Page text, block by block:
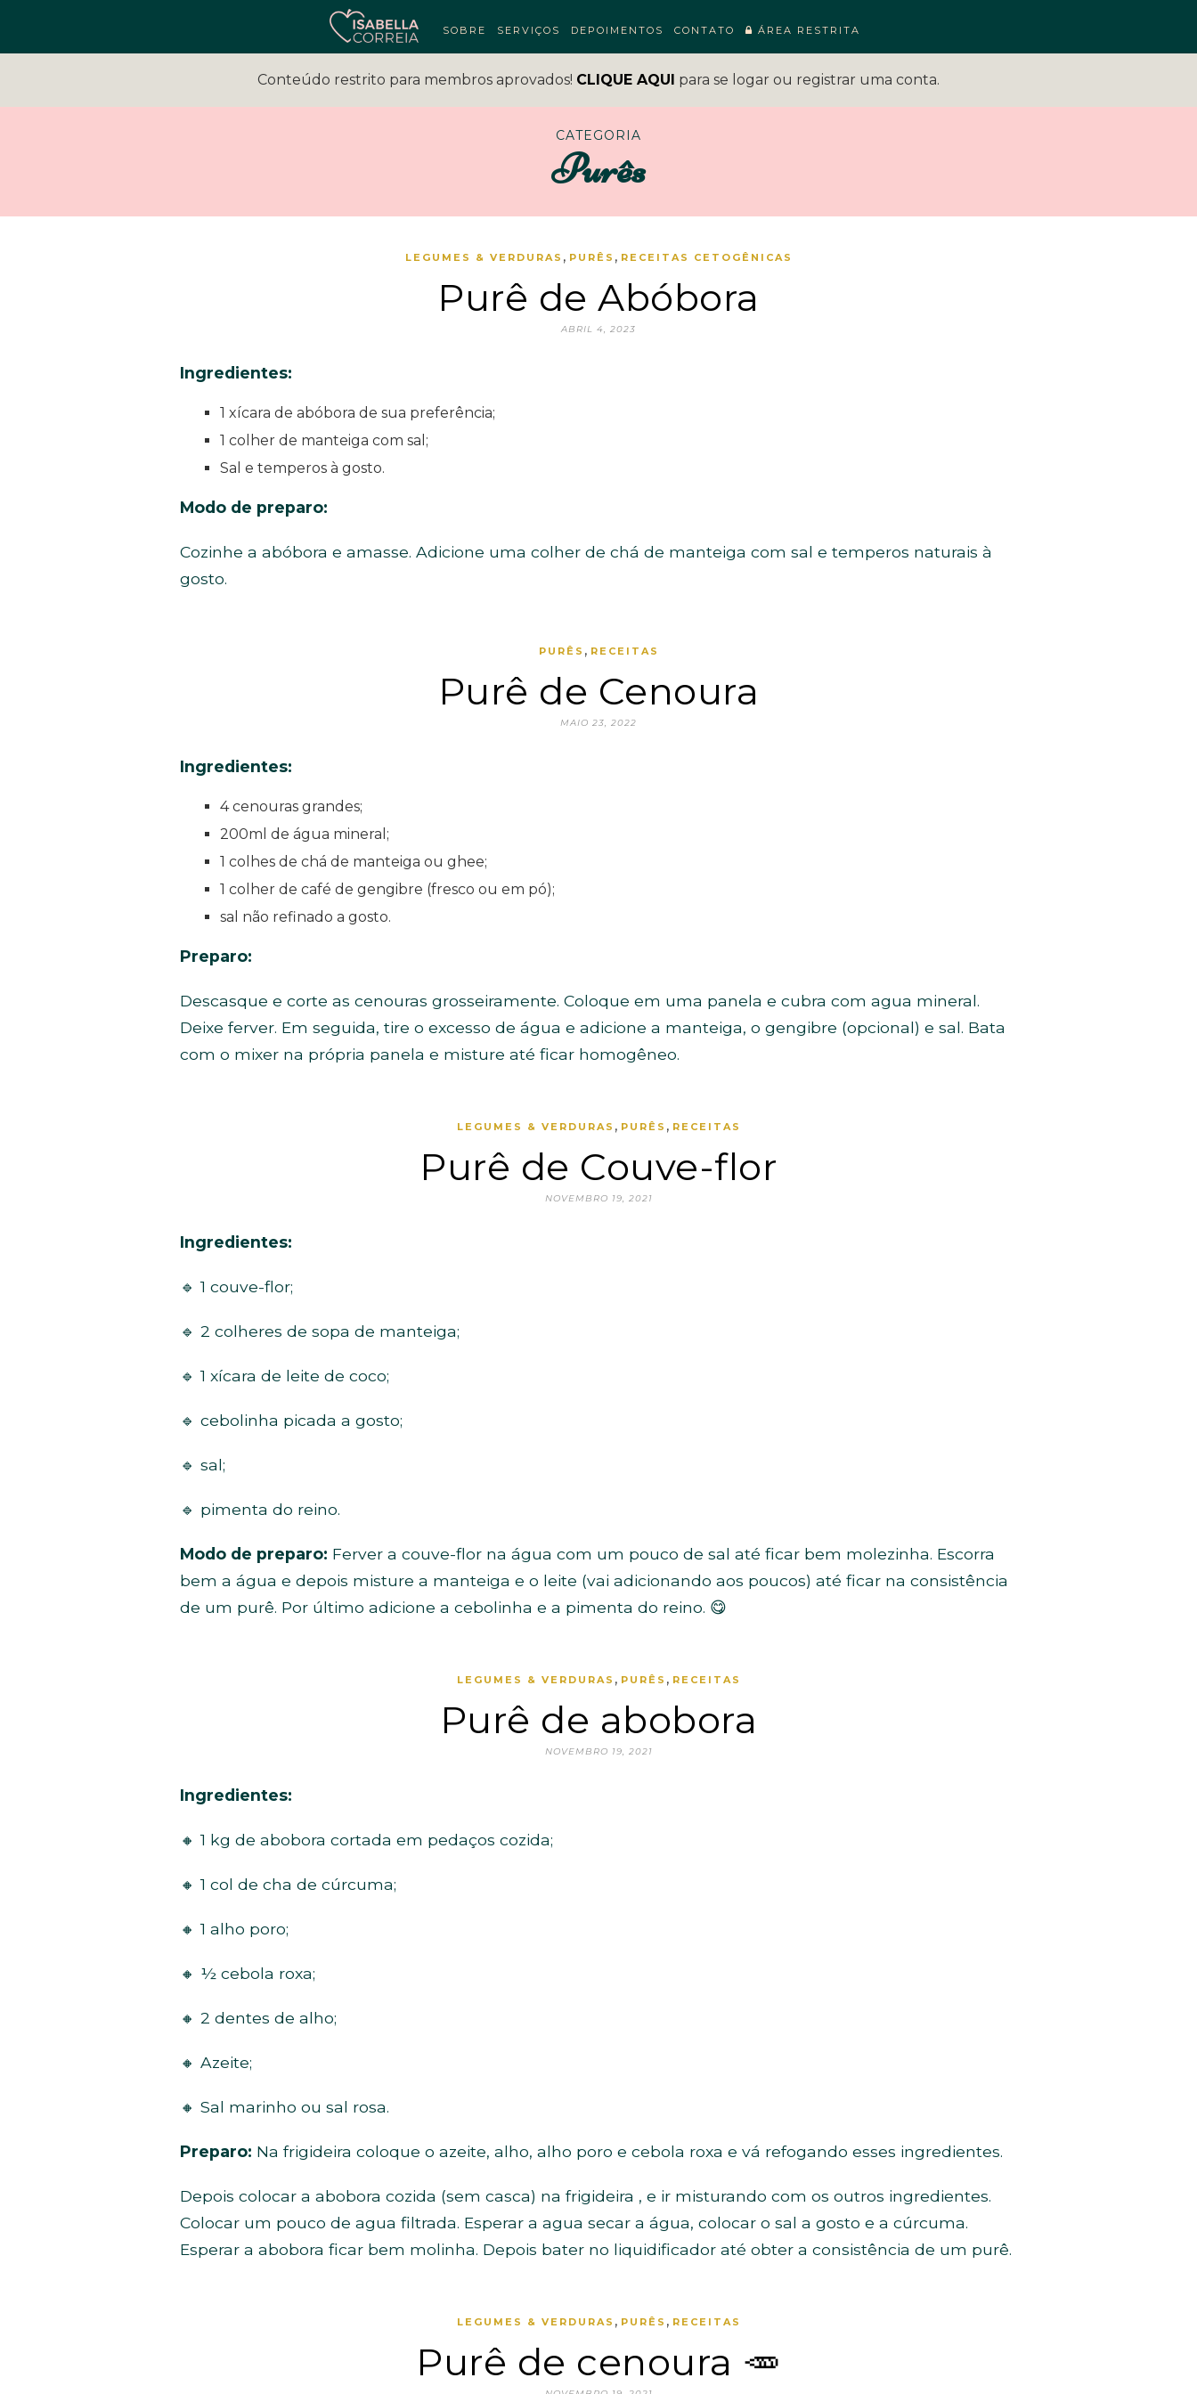
SOBRE SERVIÇOS DEPOIMENTOS CONTATO ÁREA RESTRITA
Conteúdo restrito para membros aprovados! CLIQUE AQUI para se logar ou registrar uma conta.
CATEGORIA
Purês
LEGUMES & VERDURAS , PURÊS , RECEITAS CETOGÊNICAS
Purê de Abóbora
ABRIL 4, 2023
Ingredientes:
1 xícara de abóbora de sua preferência;
1 colher de manteiga com sal;
Sal e temperos à gosto.
Modo de preparo:
Cozinhe a abóbora e amasse. Adicione uma colher de chá de manteiga com sal e temperos naturais à
gosto.
PURÊS , RECEITAS
Purê de Cenoura
MAIO 23, 2022
Ingredientes:
4 cenouras grandes;
200ml de água mineral;
1 colhes de chá de manteiga ou ghee;
1 colher de café de gengibre (fresco ou em pó);
sal não refinado a gosto.
Preparo:
Descasque e corte as cenouras grosseiramente. Coloque em uma panela e cubra com agua mineral.
Deixe ferver. Em seguida, tire o excesso de água e adicione a manteiga, o gengibre (opcional) e sal. Bata
com o mixer na própria panela e misture até ficar homogêneo.
LEGUMES & VERDURAS , PURÊS , RECEITAS
Purê de Couve-flor
NOVEMBRO 19, 2021
Ingredientes:
🔹 1 couve-flor;
🔹 2 colheres de sopa de manteiga;
🔹 1 xícara de leite de coco;
🔹 cebolinha picada a gosto;
🔹 sal;
🔹 pimenta do reino.
Modo de preparo: Ferver a couve-flor na água com um pouco de sal até ficar bem molezinha. Escorra
bem a água e depois misture a manteiga e o leite (vai adicionando aos poucos) até ficar na consistência
de um purê. Por último adicione a cebolinha e a pimenta do reino. 😋
LEGUMES & VERDURAS , PURÊS , RECEITAS
Purê de abobora
NOVEMBRO 19, 2021
Ingredientes:
🔸 1 kg de abobora cortada em pedaços cozida;
🔸 1 col de cha de cúrcuma;
🔸 1 alho poro;
🔸 ½ cebola roxa;
🔸 2 dentes de alho;
🔸 Azeite;
🔸 Sal marinho ou sal rosa.
Preparo: Na frigideira coloque o azeite, alho, alho poro e cebola roxa e vá refogando esses ingredientes.
Depois colocar a abobora cozida (sem casca) na frigideira , e ir misturando com os outros ingredientes.
Colocar um pouco de agua filtrada. Esperar a agua secar a água, colocar o sal a gosto e a cúrcuma.
Esperar a abobora ficar bem molinha. Depois bater no liquidificador até obter a consistência de um purê.
LEGUMES & VERDURAS , PURÊS , RECEITAS
Purê de cenoura 🥕